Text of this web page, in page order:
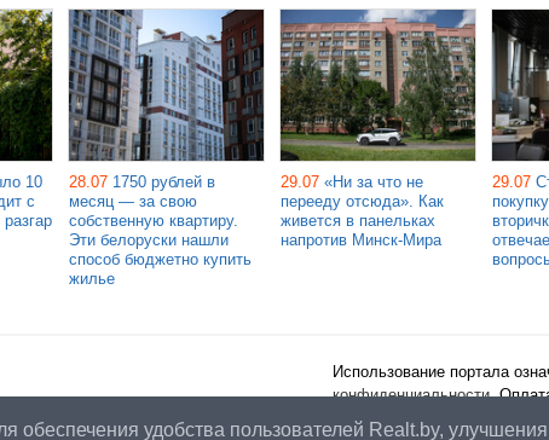
обеспечения удобства пользователей Realt.by, улучшения
10
с
28.07 1750 рублей в
месяц — за свою
собственную квартиру.
Эти белоруски нашли
способ бюджетно купить
жилье
29.07 «Ни за что не
перееду отсюда». Как
живется в панельках
напротив Минск-Мира
29.07
Использование портала
конфиденциальности.
публичного договора